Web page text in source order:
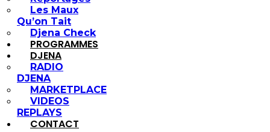
Les Maux
Qu’on Tait
Djena Check
PROGRAMMES
DJENA
RADIO
DJENA
MARKETPLACE
VIDEOS
REPLAYS
CONTACT